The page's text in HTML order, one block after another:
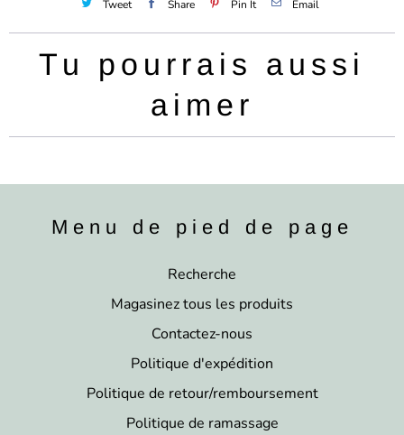
Tweet Share Pin It Email
Tu pourrais aussi
aimer
Menu de pied de page
Recherche
Magasinez tous les produits
Contactez-nous
Politique d'expédition
Politique de retour/remboursement
Politique de ramassage